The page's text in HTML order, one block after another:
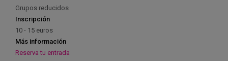
Grupos reducidos
Inscripción
10 - 15 euros
Más información
Reserva tu entrada